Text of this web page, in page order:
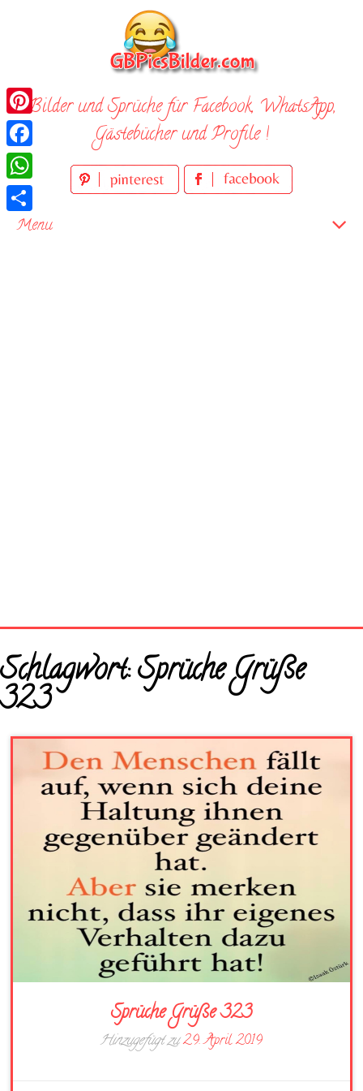
Bilder und Sprüche für Facebook, WhatsApp,
Gästebücher und Profile !
Menu
Startseite
Neue Bilder
Schlagwort:Sprüche Grüße
323
Sprüche Grüße 323
Hinzugefügt zu29. April 2019
Pinterest
Facebook
WhatsApp
Teilen